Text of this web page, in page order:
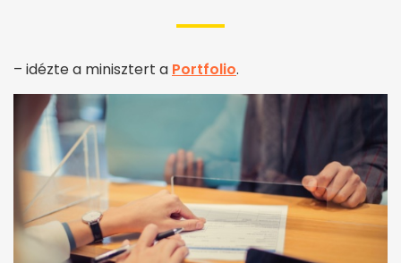
– idézte a minisztert a Portfolio.